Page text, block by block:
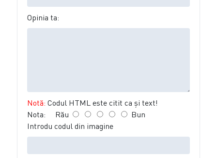
Opinia ta:
Notă: Codul HTML este citit ca şi text!
Nota: Rău
Bun
Introdu codul din imagine